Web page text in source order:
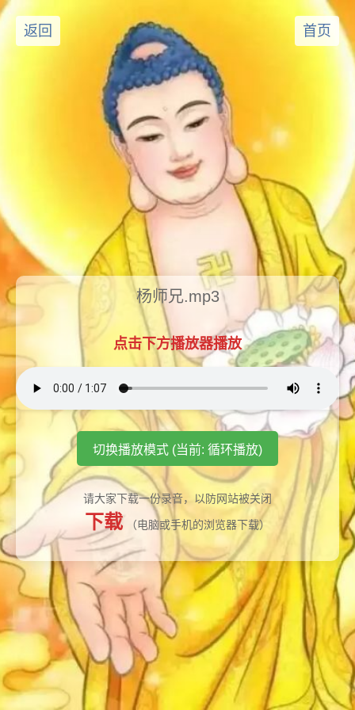
返回 首页
杨师兄.mp3
点击下方播放器播放
切换播放模式 (当前: 循环播放)
请大家下载一份录音，以防网站被关闭
下载 （电脑或手机的浏览器下载）